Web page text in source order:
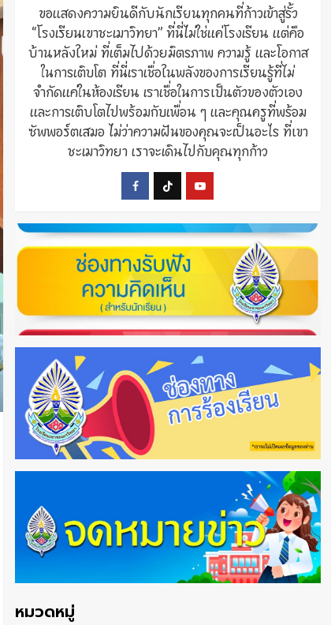
ขอแสดงความยินดีกับนักเรียนทุกคนที่ก้าวเข้าสู่รั้ว
“โรงเรียนเขาชะเมาวิทยา” ที่นี่ไม่ใช่แค่โรงเรียน แต่คือ
บ้านหลังใหม่ ที่เต็มไปด้วยมิตรภาพ ความรู้ และโอกาส
ในการเติบโต ที่นี่เราเชื่อในพลังของการเรียนรู้ที่ไม่
จำกัดแค่ในห้องเรียน เราเชื่อในการเป็นตัวของตัวเอง
และการเติบโตไปพร้อมกับเพื่อน ๆ และคุณครูที่พร้อม
ซัพพอร์ตเสมอ ไม่ว่าความฝันของคุณจะเป็นอะไร ที่เขา
ชะเมาวิทยา เราจะเดินไปกับคุณทุกก้าว
หมวดหมู่